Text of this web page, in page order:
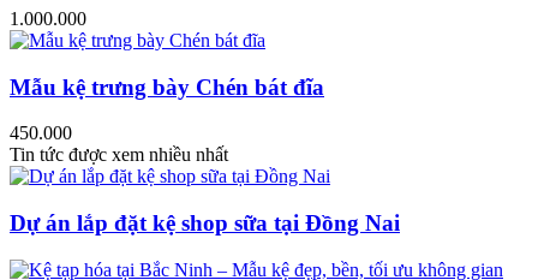
1.000.000
Mẫu kệ trưng bày Chén bát đĩa
450.000
Tin tức được xem nhiều nhất
Dự án lắp đặt kệ shop sữa tại Đồng Nai